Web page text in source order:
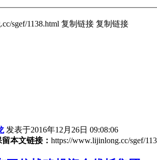
sgef/1138.html 复制链接 复制链接
发表于2016年12月26日 09:08:06
本文链接： https://www.lijinlong.cc/sgef/